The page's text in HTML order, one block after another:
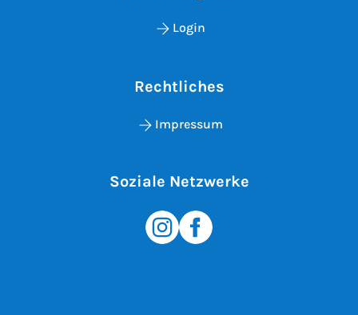
Login
Rechtliches
Impressum
Soziale Netzwerke